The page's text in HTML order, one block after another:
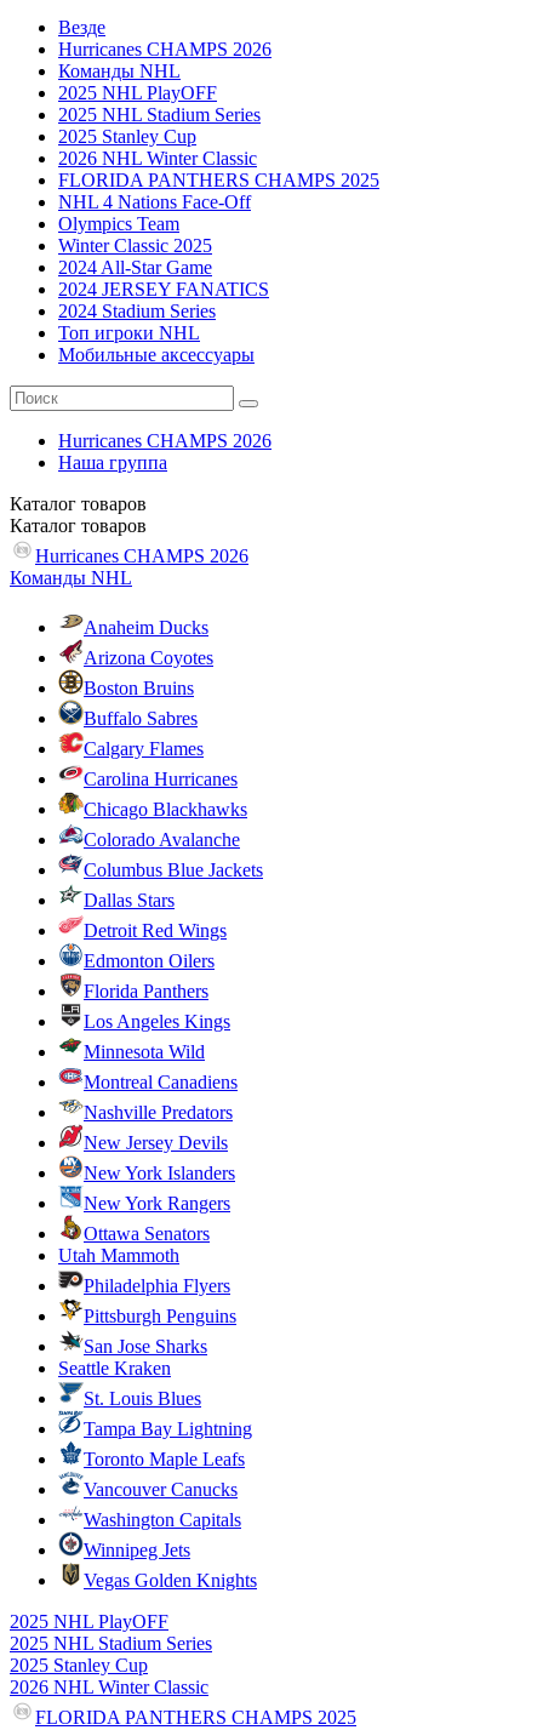
Везде
Hurricanes CHAMPS 2026
Команды NHL
2025 NHL PlayOFF
2025 NHL Stadium Series
2025 Stanley Cup
2026 NHL Winter Classic
FLORIDA PANTHERS CHAMPS 2025
NHL 4 Nations Face-Off
Olympics Team
Winter Classic 2025
2024 All-Star Game
2024 JERSEY FANATICS
2024 Stadium Series
Топ игроки NHL
Мобильные аксессуары
Hurricanes CHAMPS 2026
Наша группа
Каталог товаров
Каталог товаров
Hurricanes CHAMPS 2026
Команды NHL
Anaheim Ducks
Arizona Coyotes
Boston Bruins
Buffalo Sabres
Calgary Flames
Carolina Hurricanes
Chicago Blackhawks
Colorado Avalanche
Columbus Blue Jackets
Dallas Stars
Detroit Red Wings
Edmonton Oilers
Florida Panthers
Los Angeles Kings
Minnesota Wild
Montreal Canadiens
Nashville Predators
New Jersey Devils
New York Islanders
New York Rangers
Ottawa Senators
Utah Mammoth
Philadelphia Flyers
Pittsburgh Penguins
San Jose Sharks
Seattle Kraken
St. Louis Blues
Tampa Bay Lightning
Toronto Maple Leafs
Vancouver Canucks
Washington Capitals
Winnipeg Jets
Vegas Golden Knights
2025 NHL PlayOFF
2025 NHL Stadium Series
2025 Stanley Cup
2026 NHL Winter Classic
FLORIDA PANTHERS CHAMPS 2025